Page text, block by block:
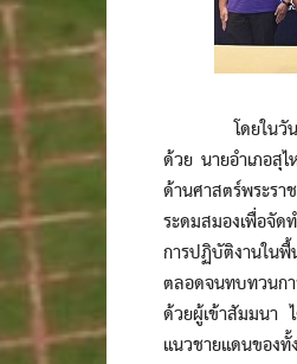
โดยในวันแรก
ด้วย นายอำเภอสุ
ด้านศาสตร์พระร
ระดมสมองเพื่อจั
การปฏิบัติงานใน
ตลอดจนทบทวนก
ด้วยผู้เข้าสัมมนา
แนวชายแดนของทั้